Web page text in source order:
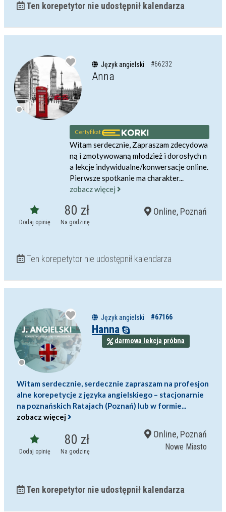
Ten korepetytor nie udostępnił kalendarza
Język angielski #66232
Anna
Certyfikat
Witam serdecznie, Zapraszam zdecydowa
ną i zmotywowaną młodzież i dorosłych n
a lekcje indywidualne/konwersacje online.
Pierwsze spotkanie ma charakter...
zobacz więcej
Dodaj opinię
80 zł
Na godzinę
Online, Poznań
Ten korepetytor nie udostępnił kalendarza
Język angielski #67166
Hanna
darmowa lekcja próbna
Witam serdecznie, serdecznie zapraszam na profesjon
alne korepetycje z języka angielskiego – stacjonarnie
na poznańskich Ratajach (Poznań) lub w formie...
zobacz więcej
Dodaj opinię
80 zł
Na godzinę
Online, Poznań
Nowe Miasto
Ten korepetytor nie udostępnił kalendarza